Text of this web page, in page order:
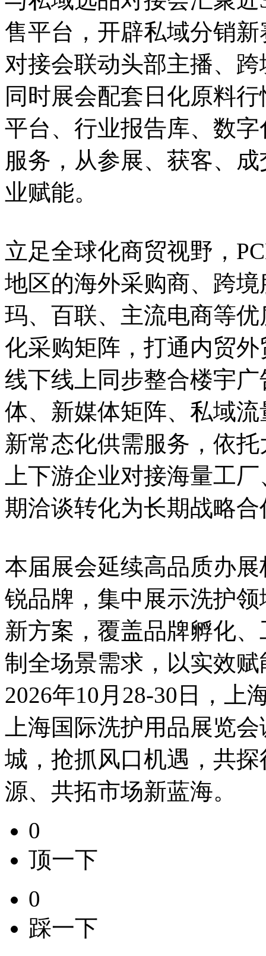
售平台，开辟私域分销
对接会联动头部主播、
同时展会配套日化原料
平台、行业报告库、数
服务，从参展、获客、
业赋能。
立足全球化商贸视野，
地区的海外采购商、跨
玛、百联、主流电商等
化采购矩阵，打通内贸
线下线上同步整合楼宇
体、新媒体矩阵、私域
新常态化供需服务，依
上下游企业对接海量工
期洽谈转化为长期战略合
本届展会延续高品质办
锐品牌，集中展示洗护
新方案，覆盖品牌孵化
制全场景需求，以实效
2026年10月28-30日，上
上海国际洗护用品展览
城，抢抓风口机遇，共
源、共拓市场新蓝海。
0
顶一下
0
踩一下